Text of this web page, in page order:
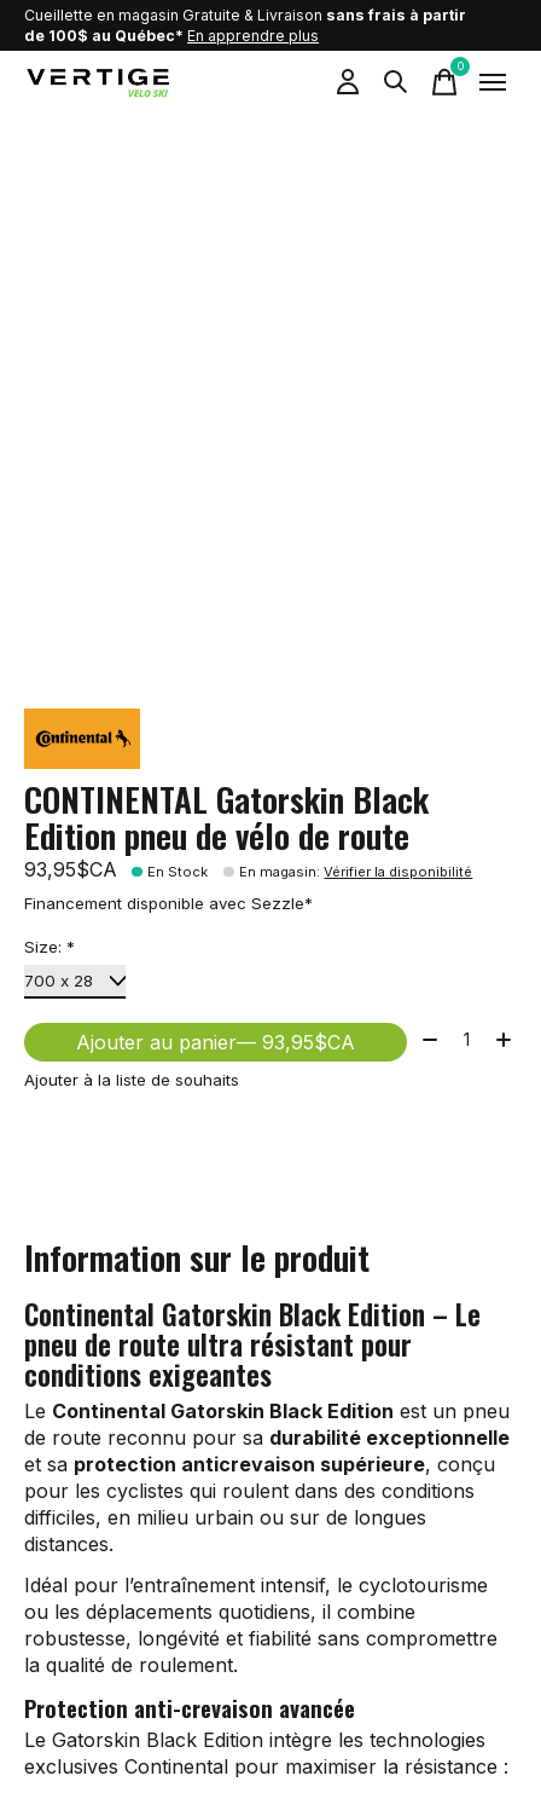
Cueillette en magasin Gratuite & Livraison sans frais à partir
de 100$ au Québec* En apprendre plus
0items
CONTINENTAL Gatorskin Black
Edition pneu de vélo de route
93,95$CA En Stock En magasin:Vérifier la disponibilité
Financement disponible avec Sezzle*
Size: *
Ajouter au panier — 93,95$CA Quantité:
Ajouter à la liste de souhaits
Information sur le produit
Continental Gatorskin Black Edition – Le
pneu de route ultra résistant pour
conditions exigeantes
Le Continental Gatorskin Black Edition est un pneu
de route reconnu pour sa durabilité exceptionnelle
et sa protection anticrevaison supérieure, conçu
pour les cyclistes qui roulent dans des conditions
difficiles, en milieu urbain ou sur de longues
distances.
Idéal pour l’entraînement intensif, le cyclotourisme
ou les déplacements quotidiens, il combine
robustesse, longévité et fiabilité sans compromettre
la qualité de roulement.
Protection anti-crevaison avancée
Le Gatorskin Black Edition intègre les technologies
exclusives Continental pour maximiser la résistance :